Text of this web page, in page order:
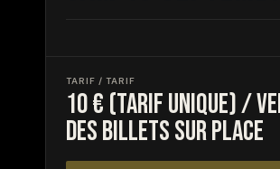
TARIF / TARIF
10 € (tarif unique) /
des billets sur place